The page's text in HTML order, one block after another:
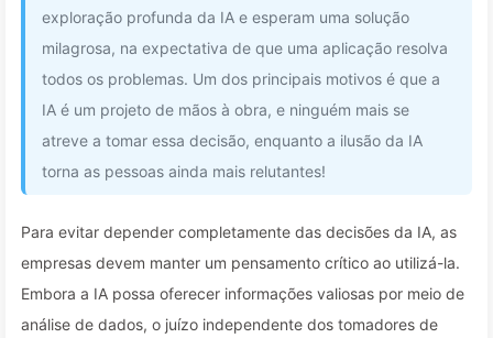
exploração profunda da IA e esperam uma solução
milagrosa, na expectativa de que uma aplicação resolva
todos os problemas. Um dos principais motivos é que a
IA é um projeto de mãos à obra, e ninguém mais se
atreve a tomar essa decisão, enquanto a ilusão da IA
torna as pessoas ainda mais relutantes!
Para evitar depender completamente das decisões da IA, as
empresas devem manter um pensamento crítico ao utilizá-la.
Embora a IA possa oferecer informações valiosas por meio de
análise de dados, o juízo independente dos tomadores de